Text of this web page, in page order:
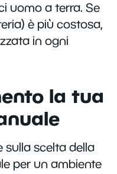
uomo a terra. Se
è più costosa,
in ogni
la tua
sulla scelta della
per un ambiente